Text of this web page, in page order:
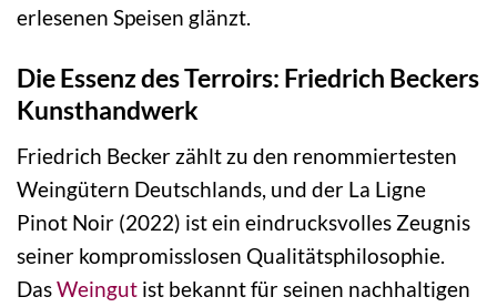
erlesenen Speisen glänzt.
Die Essenz des Terroirs: Friedrich Beckers
Kunsthandwerk
Friedrich Becker zählt zu den renommiertesten
Weingütern Deutschlands, und der La Ligne
Pinot Noir (2022) ist ein eindrucksvolles Zeugnis
seiner kompromisslosen Qualitätsphilosophie.
DasWeingut ist bekannt für seinen nachhaltigen